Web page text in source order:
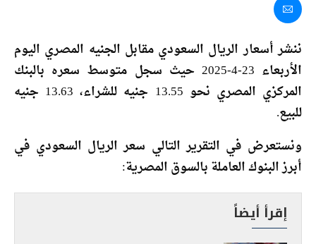
ننشر أسعار الريال السعودي مقابل الجنيه المصري اليوم
الأربعاء 23-4-2025 حيث سجل متوسط سعره بالبنك
المركزي المصري نحو 13.55 جنيه للشراء، 13.63 جنيه
للبيع.
ونستعرض في التقرير التالي سعر الريال السعودي في
أبرز البنوك العاملة بالسوق المصرية:
إقرأ أيضاً